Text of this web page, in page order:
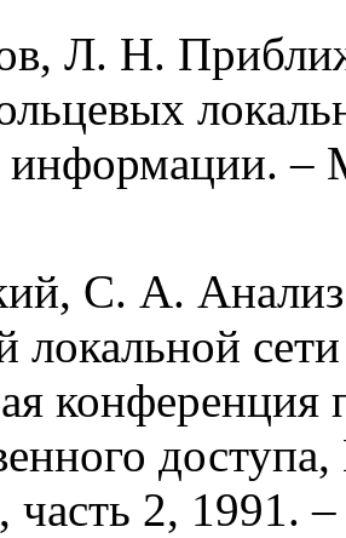
Л. Н.
информации.
С. А.
локальной
часть 2, 1991.